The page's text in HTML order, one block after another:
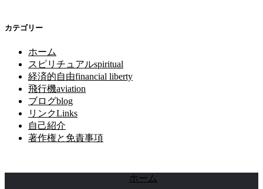
カテゴリー
ホーム
スピリチュアルspiritual
経済的自由financial liberty
飛行機aviation
ブログblog
リンクLinks
自己紹介
著作権と免責事項
ホーム